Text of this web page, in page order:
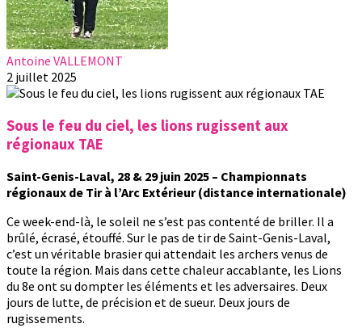
Antoine VALLEMONT
2 juillet 2025
Sous le feu du ciel, les lions rugissent aux
régionaux TAE
Saint-Genis-Laval, 28 & 29 juin 2025 – Championnats
régionaux de Tir à l’Arc Extérieur (distance internationale)
Ce week-end-là, le soleil ne s’est pas contenté de briller. Il a
brûlé, écrasé, étouffé. Sur le pas de tir de Saint-Genis-Laval,
c’est un véritable brasier qui attendait les archers venus de
toute la région. Mais dans cette chaleur accablante, les Lions
du 8e ont su dompter les éléments et les adversaires. Deux
jours de lutte, de précision et de sueur. Deux jours de
rugissements.